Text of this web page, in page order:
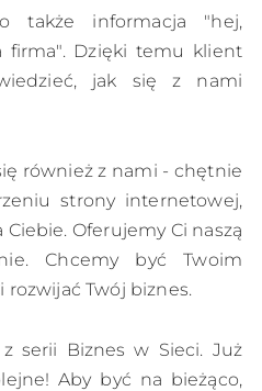
także informacja "hej,
firma". Dzięki temu klient
jak się z nami
również z nami - chętnie
strony internetowej,
Oferujemy Ci naszą
Chcemy być Twoim
Twój biznes.
serii Biznes w Sieci. Już
Aby być na bieżąco,